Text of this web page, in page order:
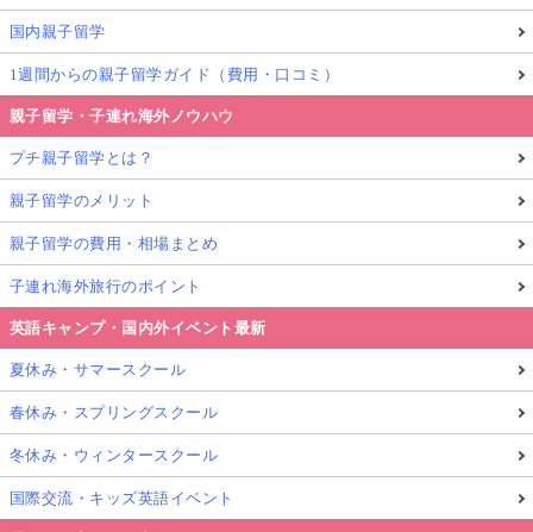
国内親子留学
1週間からの親子留学ガイド（費用・口コミ）
親子留学・子連れ海外ノウハウ
プチ親子留学とは？
親子留学のメリット
親子留学の費用・相場まとめ
子連れ海外旅行のポイント
英語キャンプ・国内外イベント最新
夏休み・サマースクール
春休み・スプリングスクール
冬休み・ウィンタースクール
国際交流・キッズ英語イベント